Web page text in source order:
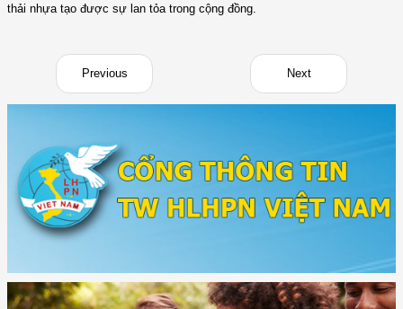
thải nhựa tạo được sự lan tỏa trong cộng đồng.
Previous Next